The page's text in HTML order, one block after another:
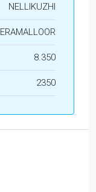
NELLIKUZHI
ERAMALLOOR
8.350
2350